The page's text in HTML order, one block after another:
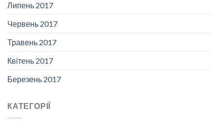
Липень 2017
Червень 2017
Травень 2017
Квітень 2017
Березень 2017
КАТЕГОРІЇ